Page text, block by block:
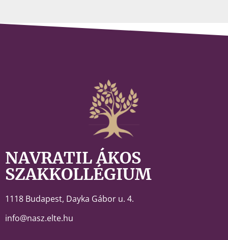
NAVRATIL ÁKOS
SZAKKOLLÉGIUM
1118 Budapest, Dayka Gábor u. 4.
info@nasz.elte.hu